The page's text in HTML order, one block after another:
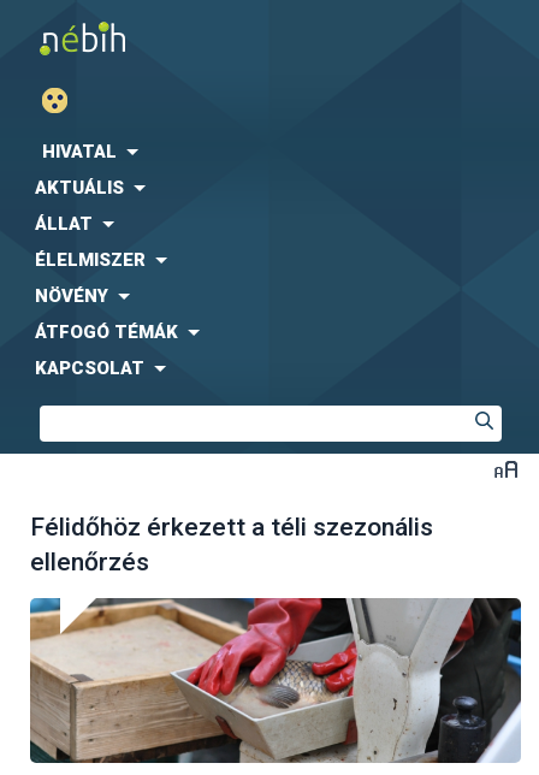
HIVATAL
AKTUÁLIS
ÁLLAT
ÉLELMISZER
NÖVÉNY
ÁTFOGÓ TÉMÁK
KAPCSOLAT
Félidőhöz érkezett a téli szezonális
ellenőrzés